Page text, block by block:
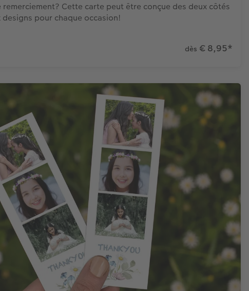
Cette carte peut être conçue des deux côtés
pour chaque occasion!
dès € 8,95*